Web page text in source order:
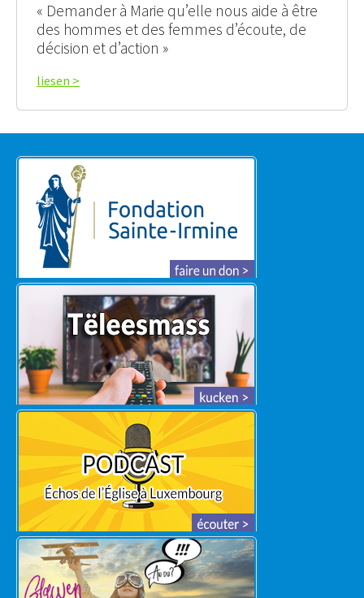
« Demander à Marie qu’elle nous aide à être
des hommes et des femmes d’écoute, de
décision et d’action »
liesen >